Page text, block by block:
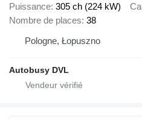
Puissance 305 ch (224 kW)
Nombre de places 38
Pologne, Łopuszno
Autobusy DVL